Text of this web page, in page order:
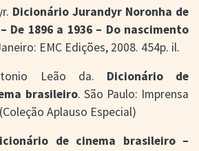
Dicionário Jurandyr Noronha de
De 1896 a 1936 – Do nascimento
EMC Edições, 2008. 454p. il.
Leão da. Dicionário de
brasileiro. São Paulo: Imprensa
Aplauso Especial)
de cinema brasileiro –